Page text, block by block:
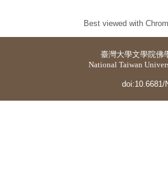
Best viewed with
臺灣大學文學院佛
National Taiwan
doi:10.6681/